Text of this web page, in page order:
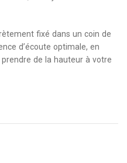
fixé dans un coin de
d’écoute optimale, en
de la hauteur à votre